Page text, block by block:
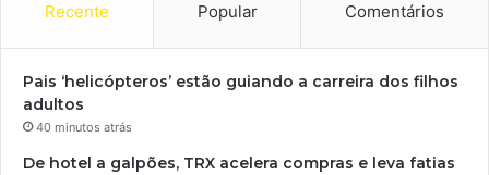
Recente Popular Comentários
Pais ‘helicópteros’ estão guiando a carreira dos filhos
adultos
40 minutos atrás
De hotel a galpões, TRX acelera compras e leva fatias